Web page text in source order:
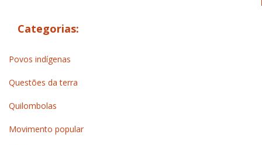
Categorias:
Povos indígenas
Questões da terra
Quilombolas
Movimento popular